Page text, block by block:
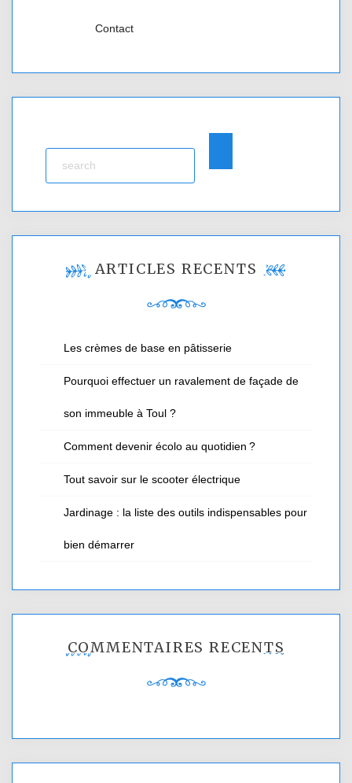
Contact
ARTICLES RÉCENTS
Les crèmes de base en pâtisserie
Pourquoi effectuer un ravalement de façade de
son immeuble à Toul ?
Comment devenir écolo au quotidien ?
Tout savoir sur le scooter électrique
Jardinage : la liste des outils indispensables pour
bien démarrer
COMMENTAIRES RÉCENTS